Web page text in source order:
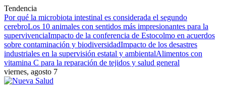
Tendencia
Por qué la microbiota intestinal es considerada el segundo
cerebroLos 10 animales con sentidos más impresionantes para la
supervivenciaImpacto de la conferencia de Estocolmo en acuerdos
sobre contaminación y biodiversidadImpacto de los desastres
industriales en la supervisión estatal y ambientalAlimentos con
vitamina C para la reparación de tejidos y salud general
viernes, agosto 7